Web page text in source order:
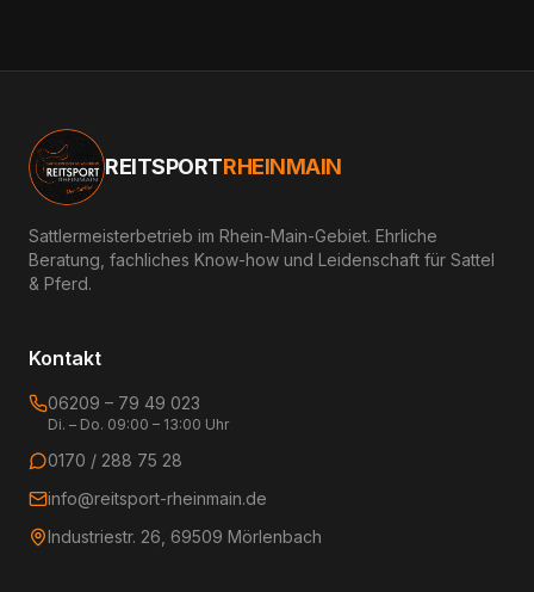
REITSPORTRHEINMAIN
Sattlermeisterbetrieb im Rhein-Main-Gebiet. Ehrliche
Beratung, fachliches Know-how und Leidenschaft für Sattel
& Pferd.
Kontakt
06209 – 79 49 023
Di. – Do. 09:00 – 13:00 Uhr
0170 / 288 75 28
info@reitsport-rheinmain.de
Industriestr. 26, 69509 Mörlenbach